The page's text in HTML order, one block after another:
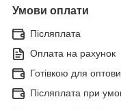
Умови оплати
Післяплата
Оплата на рахунок
Готівкою для
Післяплата при